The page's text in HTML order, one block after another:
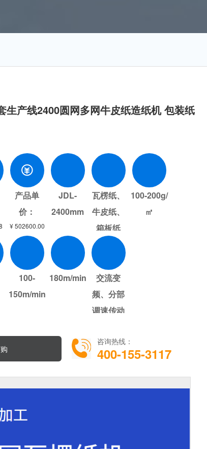
生产线2400圆网多网牛皮纸造纸机 包装纸
产品单
价：
¥ 502600.00
JDL-
2400mm
瓦楞纸、
牛皮纸、
箱板纸
100-200g/
㎡
100-
150m/min
180m/min
交流变
频、分部
调速传动
咨询热线：
400-155-3117